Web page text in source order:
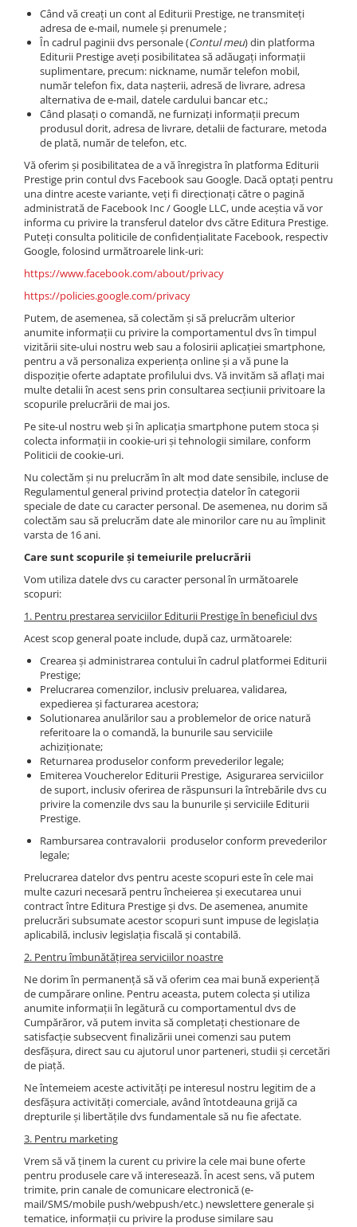
Clasa a VI-a
Clasa a VII-a
Clasa a VIII-a
Clasa I
Clasa pregatitoare
Limbi Straine
Povesti
Povesti ilustrate
Povesti - Basme - Legende
Realitatea Augmentata
Religie pentru copii
ScienceConnection
Când vă creați un cont al Editurii Prestige, ne transmiteți
adresa de e-mail, numele și prenumele ;
În cadrul paginii dvs personale (Contul meu) din platforma
Editurii Prestige aveți posibilitatea să adăugați informații
suplimentare, precum: nickname, număr telefon mobil,
număr telefon fix, data nașterii, adresă de livrare, adresa
alternativa de e-mail, datele cardului bancar etc.;
Când plasați o comandă, ne furnizați informații precum
produsul dorit, adresa de livrare, detalii de facturare, metoda
de plată, număr de telefon, etc.
Vă oferim și posibilitatea de a vă înregistra în platforma Editurii
Prestige prin contul dvs Facebook sau Google. Dacă optați pentru
una dintre aceste variante, veți fi direcționați către o pagină
administrată de Facebook Inc / Google LLC, unde aceștia vă vor
informa cu privire la transferul datelor dvs către Editura Prestige.
Puteți consulta politicile de confidențialitate Facebook, respectiv
Google, folosind următroarele link-uri:
https://www.facebook.com/about/privacy
https://policies.google.com/privacy
Putem, de asemenea, să colectăm și să prelucrăm ulterior
anumite informații cu privire la comportamentul dvs în timpul
vizitării site-ului nostru web sau a folosirii aplicației smartphone,
pentru a vă personaliza experiența online și a vă pune la
dispoziție oferte adaptate profilului dvs. Vă invităm să aflați mai
multe detalii în acest sens prin consultarea secțiunii privitoare la
scopurile prelucrării de mai jos.
Pe site-ul nostru web și în aplicația smartphone putem stoca și
colecta informații in cookie-uri și tehnologii similare, conform
Politicii de cookie-uri.
Nu colectăm și nu prelucrăm în alt mod date sensibile, incluse de
Regulamentul general privind protecția datelor în categorii
speciale de date cu caracter personal. De asemenea, nu dorim să
colectăm sau să prelucrăm date ale minorilor care nu au împlinit
varsta de 16 ani.
Care sunt scopurile și temeiurile prelucrării
Vom utiliza datele dvs cu caracter personal în următoarele
scopuri:
1. Pentru prestarea serviciilor Editurii Prestigeîn beneficiuldvs
Acest scop general poate include, după caz, următoarele:
Crearea și administrarea contului în cadrul platformei Editurii
Prestige;
Prelucrarea comenzilor, inclusiv preluarea, validarea,
expedierea și facturarea acestora;
Solutionarea anulărilor sau a problemelor de orice natură
referitoare la o comandă, la bunurile sau serviciile
achiziționate;
Returnarea produselor conform prevederilor legale;
Emiterea Voucherelor Editurii Prestige, Asigurarea serviciilor
de suport, inclusiv oferirea de răspunsuri la întrebările dvs cu
privire la comenzile dvs sau la bunurile și serviciile Editurii
Prestige.
Rambursarea contravalorii produselor conform prevederilor
legale;
Prelucrarea datelor dvs pentru aceste scopuri este în cele mai
multe cazuri necesară pentru încheierea și executarea unui
contract între Editura Prestige și dvs. De asemenea, anumite
prelucrări subsumate acestor scopuri sunt impuse de legislația
aplicabilă, inclusiv legislația fiscală și contabilă.
2. Pentru îmbunătățirea serviciilor noastre
Ne dorim în permanență să vă oferim cea mai bună experiență
de cumpărare online. Pentru aceasta, putem colecta și utiliza
anumite informații în legătură cu comportamentul dvs de
Cumpărăror, vă putem invita să completați chestionare de
satisfacție subsecvent finalizării unei comenzi sau putem
desfășura, direct sau cu ajutorul unor parteneri, studii și cercetări
de piață.
Ne întemeiem aceste activități pe interesul nostru legitim de a
desfășura activități comerciale, având întotdeauna grijă ca
drepturile și libertățile dvs fundamentale să nu fie afectate.
3. Pentru marketing
Vrem să vă ținem la curent cu privire la cele mai bune oferte
pentru produsele care vă interesează. În acest sens, vă putem
trimite, prin canale de comunicare electronică (e-
mail/SMS/mobile push/webpush/etc.) newslettere generale și
tematice, informații cu privire la produse similare sau